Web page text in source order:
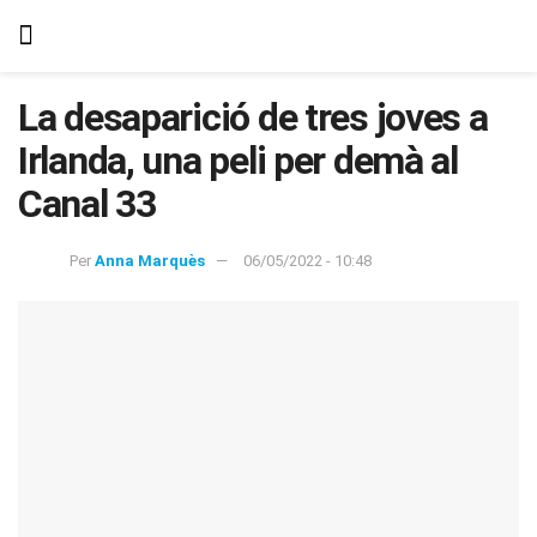
La desaparició de tres joves a
Irlanda, una peli per demà al
Canal 33
Per Anna Marquès 06/05/2022 - 10:48